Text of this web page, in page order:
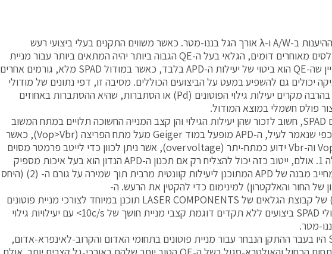
כאשר R0 היא ההיענות ב-A/W ו-λ אורך הגל בננו-מטר. כאשר משווים התקנים בעלי ביצועי רעש
והסתברות לפולסים מאוחרים דומים, הגלאי בעל ה-QE הגבוה ביותר יהיה המתאים ביותר עבור מניית
פוטונים. יש לציין שה-QE הוא ביטוי של יעילות ה-APD בלבד, כאשר במודול SPAD מלא, גורמים אחרים
יכולים גם להשפיע במעט על הביצועים הכוללים. מסיבה זו, דפי נתונים של מודולי
SPAD מציינים בהרבה מקרים יעילות גילוי הפוטונים (Pd) או הסתברות, שהיא ההסתברות באחוזים
פולס חשמלי במוצא המודול.
כאשר מתכננים SPAD, חשוב לזכור שהן יעילות הגילוי והן קצב המנייה החשוכה תלויים במתח המשוב
המוזן ל-APD. כפי שנאמר לעיל, ה-APD מופעל במוד Geiger מעל מתח הפריצה (Vop>Vbr), כאשר
ההפרש בין ה-Vop וה-Vbr ידוע כמתח-יתר (overvoltage), אשר ניתן לכוון כדי לייטב פרמטר מסוים
כמתואר בטבלה 1. אולם, ייטוב כזה יכול להצליח רק אם תכנון ה-APD הנדון הוא בעל איכות מספיק
גבוהה, דבר המחייב מבנה של APD המתוכנן ליעילות קוונטית מרבית תוך שמירה על גורם ה- (2) (היחס
של החור והאלקטרון) למינימום כדי להקטין את הרעש. ה-
(Very Low K) של קבוצת הגלאים של LASER COMPONENTS תוכנן במיוחד לצורכי מניית פוטונים
ומאפשר למודולי SPAD ביצועים ללא תקדים דוגמת קצבי מניית חושך של 10c/s> עם יעילויות גילוי
בעוד ה-SPADs היו בעבר ההתקן הנבחר עבור מניית פוטונים בתחומי האדום והקרוב-לאינפרא-אדום,